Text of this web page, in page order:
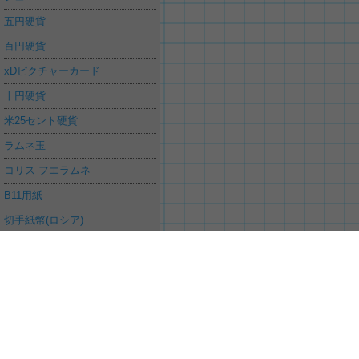
五円硬貨
百円硬貨
xDピクチャーカード
十円硬貨
米25セント硬貨
ラムネ玉
コリス フエラムネ
B11用紙
切手紙幣(ロシア)